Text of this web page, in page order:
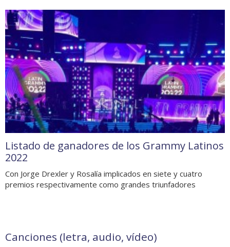
Listado de ganadores de los Grammy Latinos
2022
Con Jorge Drexler y Rosalía implicados en siete y cuatro
premios respectivamente como grandes triunfadores
Canciones (letra, audio, vídeo)